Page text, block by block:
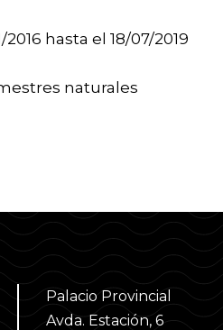
hasta el 18/07/2019
naturales
Palacio Provincial
Avda. Estación, 6